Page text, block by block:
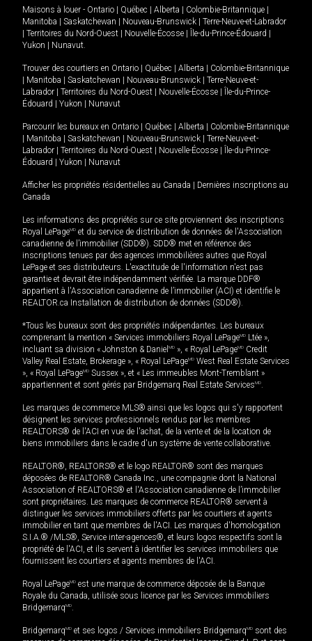
Maisons à louer - Ontario Québec Alberta Colombie-Britannique
Manitoba
Saskatchewan Nouveau-Brunswick
Terre-Neuve-et-Labrador
Territoires du Nord-Ouest Nouvelle-Écosse Île-du-Prince-Édouard
Yukon
Nunavut.
Trouver des courtiers en Ontario Québec Alberta
Colombie-Britannique
Manitoba Saskatchewan Nouveau-Brunswick
Terre-Neuve-et-
Labrador
Territoires du Nord-Ouest Nouvelle-Écosse
Île-du-Prince-
Édouard
Yukon Nunavut
Parcourir les bureaux en Ontario Québec Alberta
Colombie-Britannique
Manitoba Saskatchewan Nouveau-Brunswick
Terre-Neuve-et-
Labrador
Territoires du Nord-Ouest Nouvelle-Écosse
Île-du-Prince-
Édouard
Yukon Nunavut
Afficher les propriétés résidentielles au Canada
Dernières inscriptions au
Canada
Les informations des propriétés sur ce site proviennent des inscriptions
Royal LePageMD et du service de distribution de données de l'Association
canadienne de l’immobilier (SDD®). SDD® met en référence des
inscriptions tenues par des agences immobilières autres que Royal
LePage et ses distributeurs. L'exactitude de l'information n'est pas
garantie et devrait être indépendamment vérifiée. La marque DDF®
appartient à l'Association canadienne de l’immobilier (ACI) et identifie le
REALTOR.ca Installation de distribution de données (SDD®).
*Tous les bureaux sont des propriétés indépendantes. Les bureaux
comprenant la mention « Services immobiliers Royal LePageMD Ltée »,
incluant sa division « Johnston & Daniel MD », « Royal LePageMD Credit
Valley Real Estate, Brokerage », « Royal LePageMD West Real Estate Services
», « Royal LePageMD Sussex », et « Les immeubles Mont-Tremblant »
appartiennent et sont gérés par Bridgemarq Real Estate ServicesMD.
Les marques de commerce MLS® ainsi que les logos qui s'y rapportent
désignent les services professionnels rendus par les membres
REALTORS® de l'ACI en vue de l'achat, de la vente et de la location de
biens immobiliers dans le cadre d'un système de vente collaborative.
REALTOR®, REALTORS® et le logo REALTOR® sont des marques
déposées de REALTOR® Canada Inc., une compagnie dont la National
Association of REALTORS® et l'Association canadienne de l’immobilier
sont propriétaires. Les marques de commerce REALTOR® servent à
distinguer les services immobiliers offerts par les courtiers et agents
immobilier en tant que membres de l'ACI. Les marques d'homologation
S.I.A.® /MLS®, Service inter-agences®, et leurs logos respectifs sont la
propriété de l'ACI, et ils servent à identifier les services immobiliers que
fournissent les courtiers et agents membres de l'ACI.
Royal LePageMD est une marque de commerce déposée de la Banque
Royale du Canada, utilisée sous licence par les Services immobiliers
BridgemarqMD.
BridgemarqMD et ses logos / Services immobiliers BridgemarqMD sont des